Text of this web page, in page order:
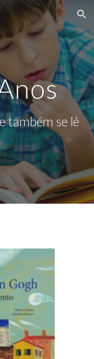
Skip to navigation
também se lê